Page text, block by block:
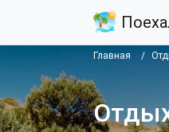
Главная